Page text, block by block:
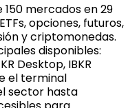
mercados en 29
opciones, futuros,
y criptomonedas.
disponibles:
Desktop, IBKR
el terminal
sector hasta